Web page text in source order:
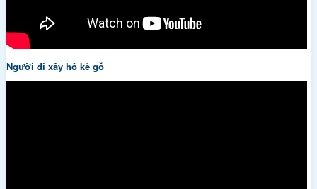
Người đi xây hồ kẻ gỗ